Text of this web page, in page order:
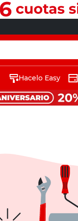
Hacelo Easy